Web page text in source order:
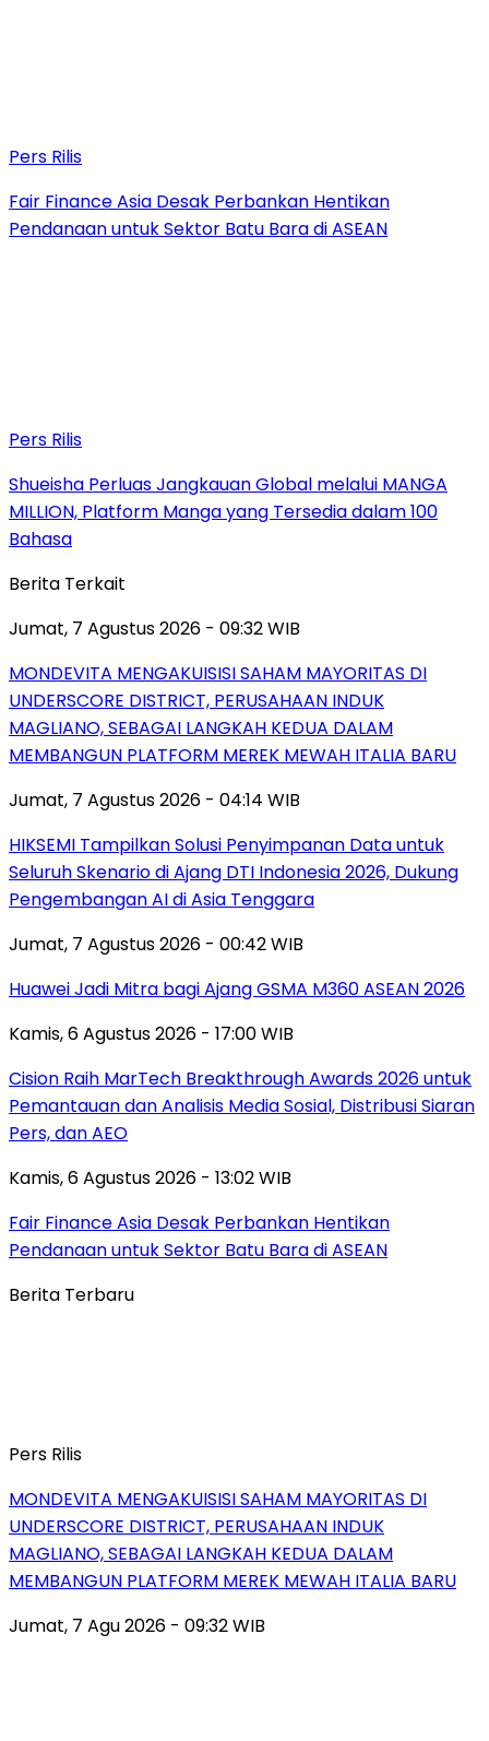
Pers Rilis
Fair Finance Asia Desak Perbankan Hentikan
Pendanaan untuk Sektor Batu Bara di ASEAN
Pers Rilis
Shueisha Perluas Jangkauan Global melalui MANGA
MILLION, Platform Manga yang Tersedia dalam 100
Bahasa
Berita Terkait
Jumat, 7 Agustus 2026 - 09:32 WIB
MONDEVITA MENGAKUISISI SAHAM MAYORITAS DI
UNDERSCORE DISTRICT, PERUSAHAAN INDUK
MAGLIANO, SEBAGAI LANGKAH KEDUA DALAM
MEMBANGUN PLATFORM MEREK MEWAH ITALIA BARU
Jumat, 7 Agustus 2026 - 04:14 WIB
HIKSEMI Tampilkan Solusi Penyimpanan Data untuk
Seluruh Skenario di Ajang DTI Indonesia 2026, Dukung
Pengembangan AI di Asia Tenggara
Jumat, 7 Agustus 2026 - 00:42 WIB
Huawei Jadi Mitra bagi Ajang GSMA M360 ASEAN 2026
Kamis, 6 Agustus 2026 - 17:00 WIB
Cision Raih MarTech Breakthrough Awards 2026 untuk
Pemantauan dan Analisis Media Sosial, Distribusi Siaran
Pers, dan AEO
Kamis, 6 Agustus 2026 - 13:02 WIB
Fair Finance Asia Desak Perbankan Hentikan
Pendanaan untuk Sektor Batu Bara di ASEAN
Berita Terbaru
Pers Rilis
MONDEVITA MENGAKUISISI SAHAM MAYORITAS DI
UNDERSCORE DISTRICT, PERUSAHAAN INDUK
MAGLIANO, SEBAGAI LANGKAH KEDUA DALAM
MEMBANGUN PLATFORM MEREK MEWAH ITALIA BARU
Jumat, 7 Agu 2026 - 09:32 WIB